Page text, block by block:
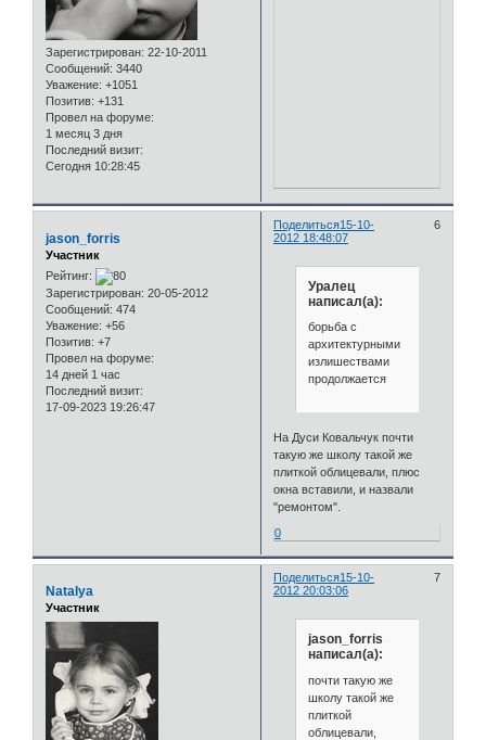
Зарегистрирован: 22-10-2011
Сообщений: 3440
Уважение: +1051
Позитив: +131
Провел на форуме:
1 месяц 3 дня
Последний визит:
Сегодня 10:28:45
Поделиться 6
15-10-
2012 18:48:07
jason_forris
Участник
Рейтинг:
Зарегистрирован: 20-05-2012
Сообщений: 474
Уважение: +56
Позитив: +7
Провел на форуме:
14 дней 1 час
Последний визит:
17-09-2023 19:26:47
Уралец
написал(а):
борьба с
архитектурными
излишествами
продолжается
На Дуси Ковальчук почти
такую же школу такой же
плиткой облицевали, плюс
окна вставили, и назвали
"ремонтом".
0
Поделиться 7
15-10-
2012 20:03:06
Natalya
Участник
jason_forris
написал(а):
почти такую же
школу такой же
плиткой
облицевали,